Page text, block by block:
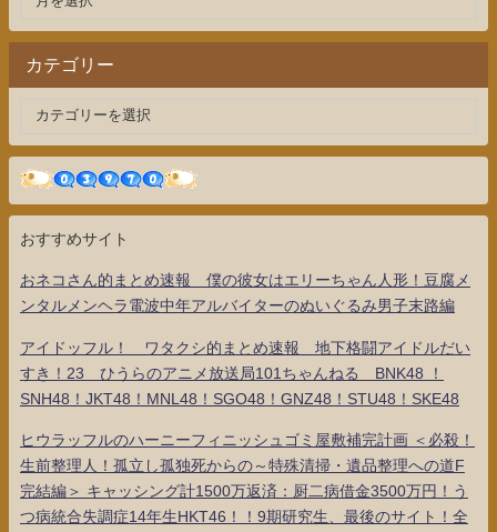
カテゴリー
おすすめサイト
おネコさん的まとめ速報 僕の彼女はエリーちゃん人形！豆腐メ
ンタルメンヘラ電波中年アルバイターのぬいぐるみ男子末路編
アイドッフル！ ワタクシ的まとめ速報 地下格闘アイドルだい
すき！23 ひうらのアニメ放送局101ちゃんねる BNK48 ！
SNH48！JKT48！MNL48！SGO48！GNZ48！STU48！SKE48
ヒウラッフルのハーニーフィニッシュゴミ屋敷補完計画 ＜必殺！
生前整理人！孤立し孤独死からの～特殊清掃・遺品整理への道F
完結編＞ キャッシング計1500万返済：厨二病借金3500万円！う
つ病統合失調症14年生HKT46！！9期研究生、最後のサイト！全